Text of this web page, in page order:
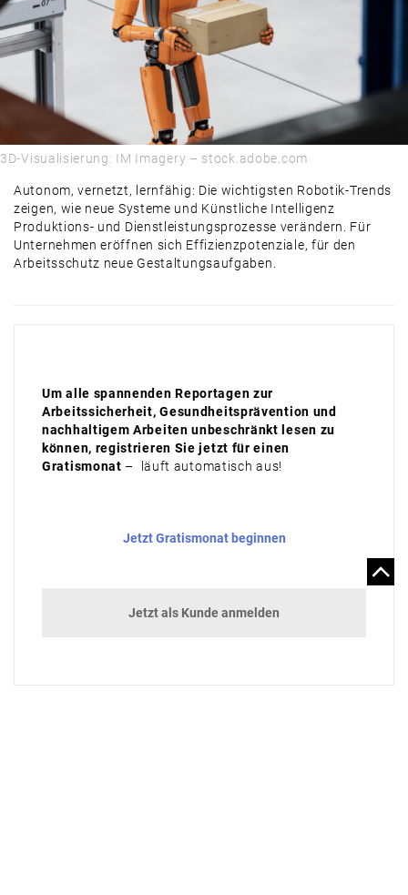
PRODUKTE & MÄRKTE
AUSBLICK
3D-Visualisierung: IM Imagery – stock.adobe.com
Autonom, vernetzt, lernfähig: Die wichtigsten Robotik-Trends
zeigen, wie neue Systeme und Künstliche Intelligenz
Produktions- und Dienstleistungsprozesse verändern. Für
Unternehmen eröffnen sich Effizienzpotenziale, für den
Arbeitsschutz neue Gestaltungsaufgaben.
Um alle spannenden Reportagen zur
Arbeitssicherheit, Gesundheitsprävention und
nachhaltigem Arbeiten unbeschränkt lesen zu
können, registrieren Sie jetzt für einen
Gratismonat – läuft automatisch aus!
Jetzt Gratismonat beginnen
Jetzt als Kunde anmelden